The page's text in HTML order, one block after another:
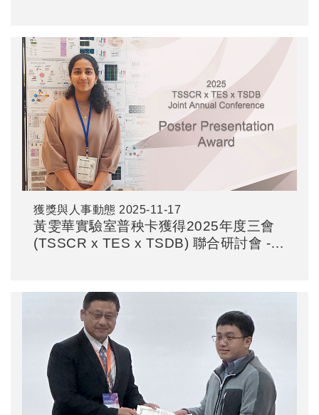
獲獎與人事動態 2025-11-17
黃雯華實驗室普秧卡獲得2025年度三會
(TSSCR x TES x TSDB) 聯合研討會 -